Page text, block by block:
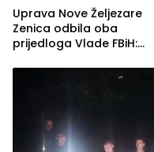
Uprava Nove Željezare
Zenica odbila oba
prijedloga Vlade FBiH:
rješenje